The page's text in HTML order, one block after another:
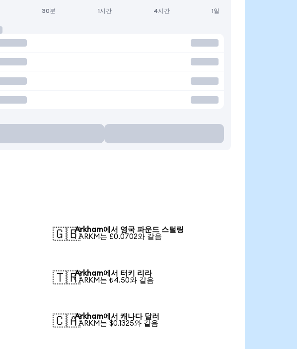
30분 1시간 4시간 1일
🇬🇧Arkham에서 영국 파운드 스털링
1 ARKM는 £0.0702와 같음
🇹🇷Arkham에서 터키 리라
1 ARKM는 ₺4.50와 같음
🇨🇦Arkham에서 캐나다 달러
1 ARKM는 $0.1325와 같음